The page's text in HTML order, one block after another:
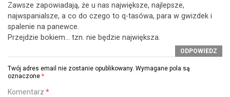
Zawsze zapowiadają, że u nas największe, najlepsze,
najwspanialsze, a co do czego to q-tasówa, para w gwizdek i
spalenie na panewce.
Przejdzie bokiem… tzn. nie będzie największa.
ODPOWIEDZ
Twój adres email nie zostanie opublikowany. Wymagane pola są
oznaczone *
Komentarz *